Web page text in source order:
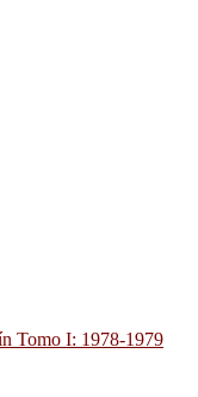
Tomo I: 1978-1979